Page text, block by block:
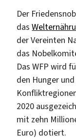
Der
das
der Vereinten
das
Das WFP wird
den Hunger
2020
mit zehn
Euro) dotiert.